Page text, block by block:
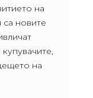
на
новите
на